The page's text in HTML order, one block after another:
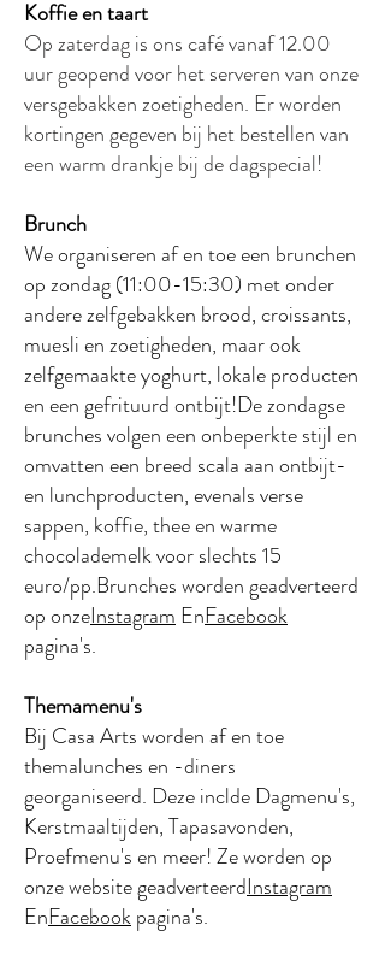
Koffie en taart
Op zaterdag is ons café vanaf 12.00
uur geopend voor het serveren van onze
versgebakken zoetigheden. Er worden
kortingen gegeven bij het bestellen van
een warm drankje bij de dagspecial!
Brunch
We organiseren af en toe een brunchen
op zondag(11:00-15:30) met onder
andere zelfgebakken brood, croissants,
muesli en zoetigheden, maar ook
zelfgemaakte yoghurt, lokale producten
en een gefrituurd ontbijt!De zondagse
brunches volgen een onbeperkte stijl en
omvatten een breed scala aan ontbijt-
en lunchproducten, evenals verse
sappen, koffie, thee en warme
chocolademelk voor slechts 15
euro/pp.Brunchesworden geadverteerd
op onzeInstagram EnFacebook
pagina's.
Themamenu's
Bij Casa Arts worden af en toe
themalunches en -diners
georganiseerd. Deze inclde Dagmenu's,
Kerstmaaltijden, Tapasavonden,
Proefmenu's en meer! Ze worden op
onze website geadverteerdInstagram
EnFacebookpagina's.